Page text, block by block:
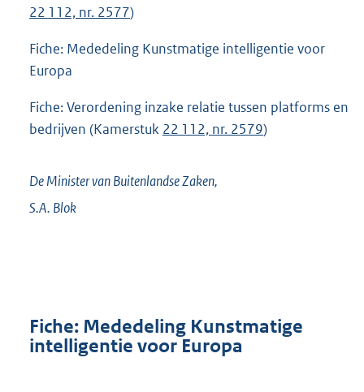
22 112, nr. 2577)
Fiche: Mededeling Kunstmatige intelligentie voor
Europa
Fiche: Verordening inzake relatie tussen platforms en
bedrijven (Kamerstuk 22 112, nr. 2579)
De Minister van Buitenlandse Zaken,
S.A. Blok
Fiche: Mededeling Kunstmatige
intelligentie voor Europa